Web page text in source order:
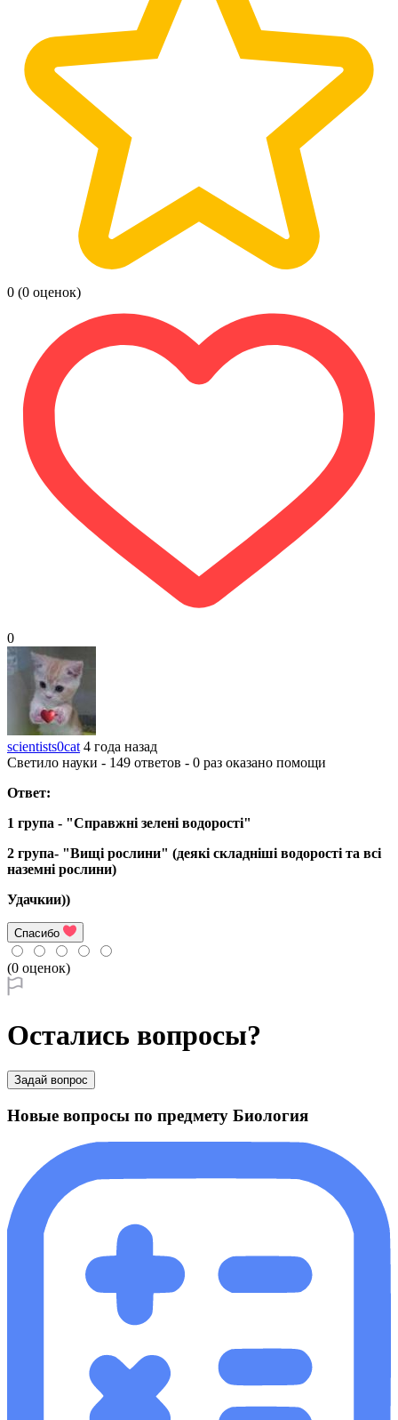
0 (0 оценок)
0
scientists0cat 4 года назад
Светило науки - 149 ответов - 0 раз оказано помощи
Ответ:
1 група - "Справжні зелені водорості"
2 група- "Вищі рослини" (деякі складніші водорості та всі
наземні рослини)
Удачкии))
Спасибо
(0 оценок)
Остались вопросы?
Задай вопрос
Новые вопросы по предмету Биология